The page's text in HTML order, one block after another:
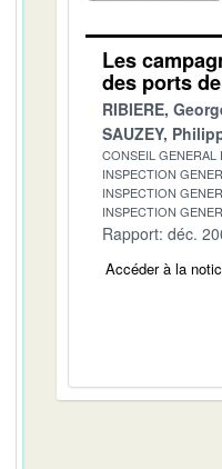
Les
des ports
RIBIERE,
SAUZEY,
CONSEIL GENERAL
INSPECTION
INSPECTION
INSPECTION
Rapport: déc.
Accéder à la